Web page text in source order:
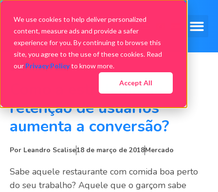
We use cookies to help deliver personalized
content, measure ads and provide a safer
experience for you. By continuing to browse this
site, you agree to the use of these cookies. Read
our Privacy Policyto know more.
Accept All
Como a estratégia de
retenção de usuários
aumenta a conversão?
Por Leandro Scalise18 de março de 2018Mercado
Sabe aquele restaurante com comida boa perto
do seu trabalho? Aquele que o garçom sabe